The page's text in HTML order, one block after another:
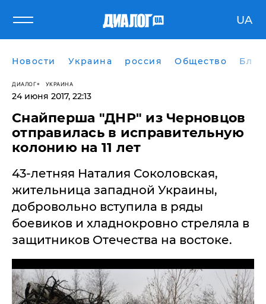
UA
Новости Украина россия Общество
ДИАЛОГ УКРАИНА
24 июня 2017, 22:13
Снайперша "ДНР" из Черновцов
отправилась в исправительную
колонию на 11 лет
43-летняя Наталия Соколовская,
жительница западной Украины,
добровольно вступила в ряды
боевиков и хладнокровно стреляла в
защитников Отечества на востоке.